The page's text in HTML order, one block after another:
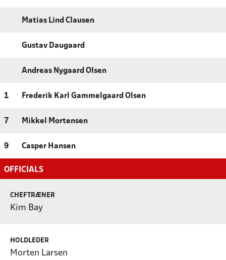
Matias Lind Clausen
Gustav Daugaard
Andreas Nygaard Olsen
1 Frederik Karl Gammelgaard Olsen
7 Mikkel Mortensen
9 Casper Hansen
OFFICIALS
CHEFTRÆNER
Kim Bay
HOLDLEDER
Morten Larsen